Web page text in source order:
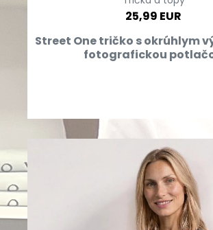
25,99 EUR
Street One tričko s okrúhlym
fotografickou